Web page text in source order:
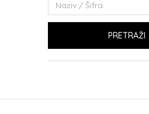
PRETRAŽI